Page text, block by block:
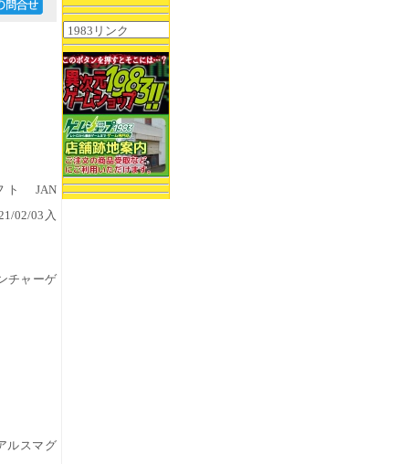
ト JAN
02/03入
チャーゲ
ルスマグ